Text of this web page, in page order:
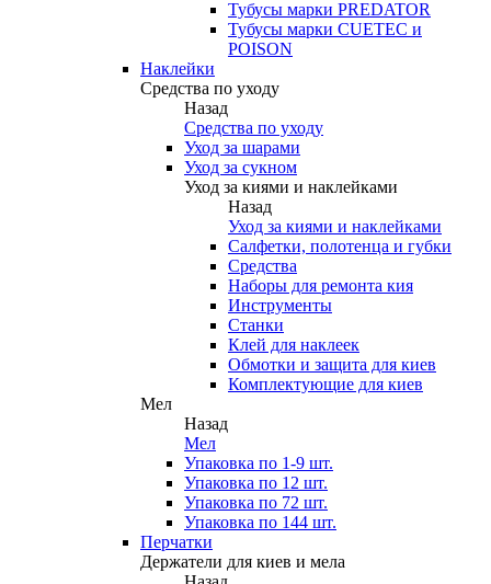
Тубусы марки PREDATOR
Тубусы марки CUETEC и
POISON
Наклейки
Средства по уходу
Назад
Средства по уходу
Уход за шарами
Уход за сукном
Уход за киями и наклейками
Назад
Уход за киями и наклейками
Салфетки, полотенца и губки
Средства
Наборы для ремонта кия
Инструменты
Станки
Клей для наклеек
Обмотки и защита для киев
Комплектующие для киев
Мел
Назад
Мел
Упаковка по 1-9 шт.
Упаковка по 12 шт.
Упаковка по 72 шт.
Упаковка по 144 шт.
Перчатки
Держатели для киев и мела